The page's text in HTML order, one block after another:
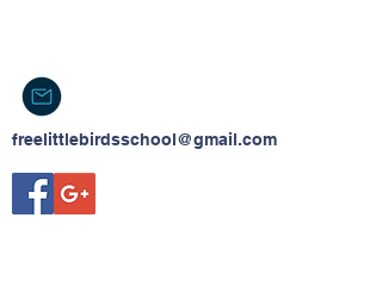
freelittlebirdsschool@gmail.com